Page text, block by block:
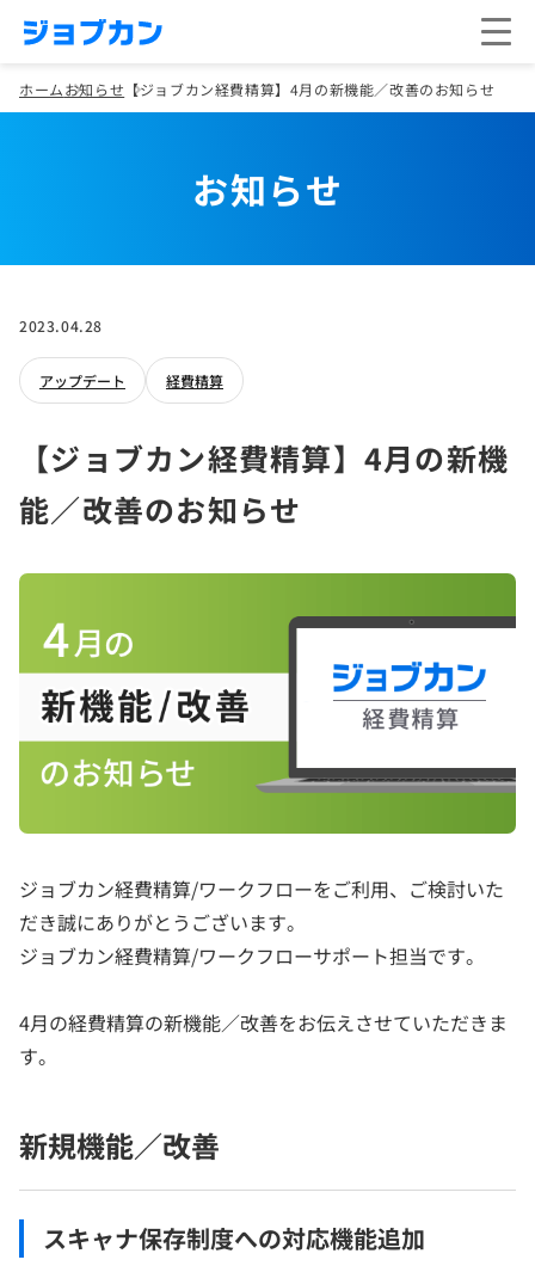
ホームお知らせ 【ジョブカン経費精算】4月の新機能／改善のお知らせ
お知らせ
2023.04.28
アップデート 経費精算
【ジョブカン経費精算】4月の新機
能／改善のお知らせ
ジョブカン経費精算/ワークフローをご利用、ご検討いた
だき誠にありがとうございます。
ジョブカン経費精算/ワークフローサポート担当です。
4月の経費精算の新機能／改善をお伝えさせていただきま
す。
新規機能／改善
スキャナ保存制度への対応機能追加